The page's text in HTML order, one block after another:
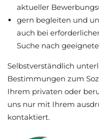
aktueller
gern begleiten und
auch bei
Suche nach
Selbstverständlich
Bestimmungen zum
Ihrem privaten oder
uns nur mit Ihrem
kontaktiert.